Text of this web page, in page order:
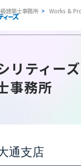
建築士事務所 Works &
リティーズ
事務所
通支店